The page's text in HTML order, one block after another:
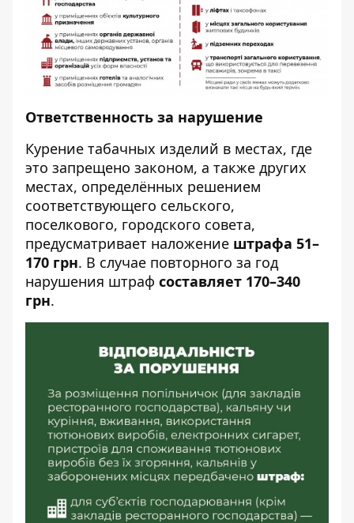
Ответственность за нарушение
Курение табачных изделий в местах, где
это запрещено законом, а также других
местах, определённых решением
соответствующего сельского,
поселкового, городского совета,
предусматривает наложение штрафа 51–
170 грн. В случае повторного за год
нарушения штраф составляет 170–340
грн.